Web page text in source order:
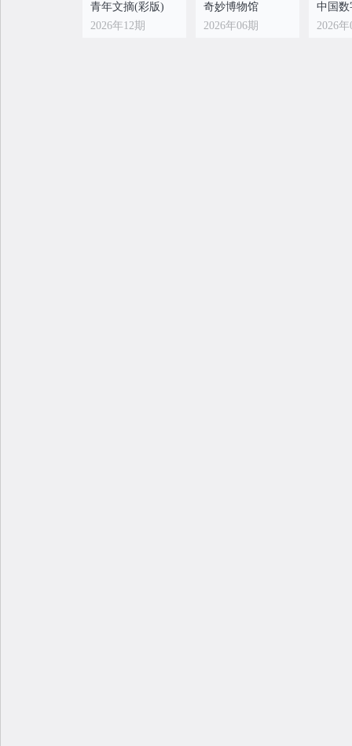
青年文摘(彩版)
2026年12期
奇妙博物馆
2026年06期
中国
2026年